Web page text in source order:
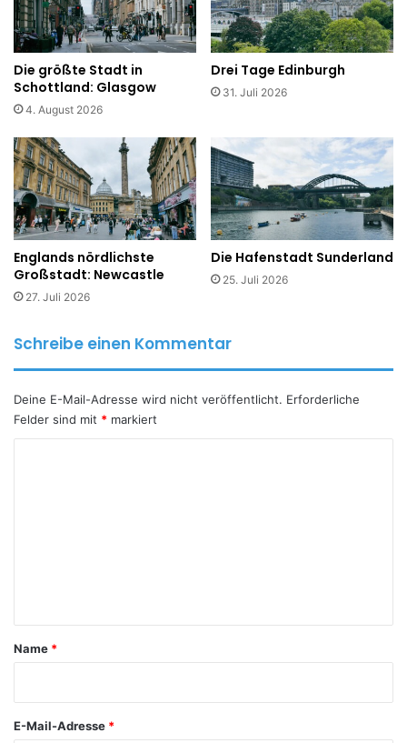
Die größte Stadt in
Schottland: Glasgow
4. August 2026
Drei Tage Edinburgh
31. Juli 2026
Englands nördlichste
Großstadt: Newcastle
27. Juli 2026
Die Hafenstadt Sunderland
25. Juli 2026
Schreibe einen Kommentar
Deine E-Mail-Adresse wird nicht veröffentlicht. Erforderliche
Felder sind mit * markiert
a
Name *
E-Mail-Adresse *